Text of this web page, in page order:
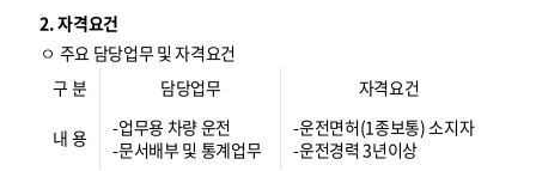
2. 자격요건
ㅇ 주요 담당업무 및 자격요건
구 분
담당업무 자격요건
내 용
-업무용 차량 운전
-문서배부 및 통계업무
-운전면허(1종보통) 소지자
-운전경력 3년이상